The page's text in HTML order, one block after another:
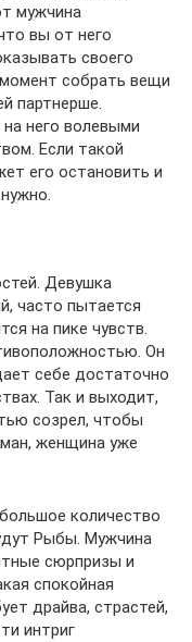
мужчина
вы от него
своего
собрать вещи
партнерше.
него волевыми
Если такой
его остановить и
Девушка
часто пытается
на пике чувств.
Он
себе достаточно
Так и выходит,
созрел, чтобы
женщина уже
количество
Рыбы. Мужчина
сюрпризы и
спокойная
драйва, страстей,
интриг